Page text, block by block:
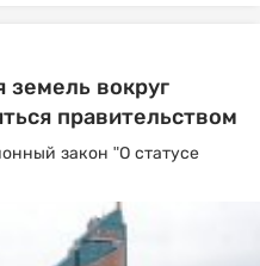
земель вокруг
правительством
закон "О статусе